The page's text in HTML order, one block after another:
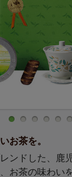
お茶を。
ンドした、鹿
お茶の味わい